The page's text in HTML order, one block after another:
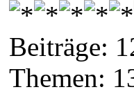
Beiträge:
Themen: